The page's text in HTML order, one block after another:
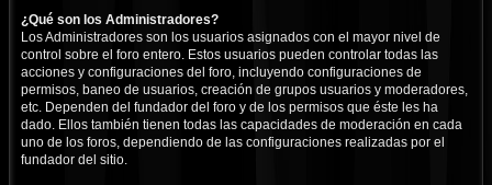
¿Qué son los Administradores?
Los Administradores son los usuarios asignados con el mayor nivel de
control sobre el foro entero. Estos usuarios pueden controlar todas las
acciones y configuraciones del foro, incluyendo configuraciones de
permisos, baneo de usuarios, creación de grupos usuarios y moderadores,
etc. Dependen del fundador del foro y de los permisos que éste les ha
dado. Ellos también tienen todas las capacidades de moderación en cada
uno de los foros, dependiendo de las configuraciones realizadas por el
fundador del sitio.